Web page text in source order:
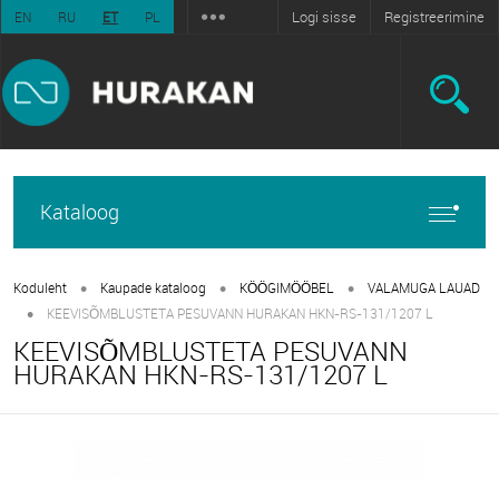
EN RU ET PL Logi sisse Registreerimine
Kataloog
Koduleht • Kaupade kataloog • KÖÖGIMÖÖBEL • VALAMUGA LAUAD
• KEEVISÕMBLUSTETA PESUVANN HURAKAN HKN-RS-131/1207 L
KEEVISÕMBLUSTETA PESUVANN
HURAKAN HKN-RS-131/1207 L